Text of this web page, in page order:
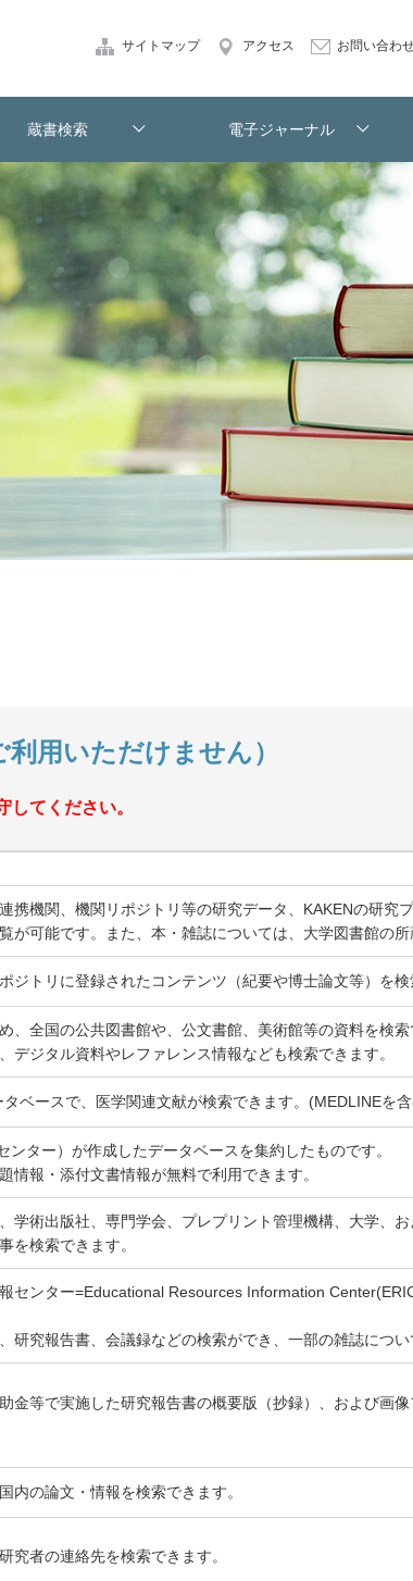
サイトマップ アクセス お問い合わ
申込み
行申込み
へ
蔵書検索
本学蔵書[OPAC]
電子ジャーナル
電子ジャーナルリスト
学外からのアクセス
用いただけません）
てください。
携機関、機関リポジトリ等の研究データ、KAKENの研究
が可能です。また、本・雑誌については、大学図書館の所
ジトリに登録されたコンテンツ（紀要や博士論文等）を検
、全国の公共図書館や、公文書館、美術館等の資料を検索
デジタル資料やレファレンス情報なども検索できます。
ベースで、医学関連文献が検索できます。(MEDLINEを
ンター）が作成したデータベースを集約したものです。
情報・添付文書情報が無料で利用できます。
学術出版社、専門学会、プレプリント管理機構、大学、お
を検索できます。
センター=Educational Resources Information
研究報告書、会議録などの検索ができ、一部の雑誌につい
金等で実施した研究報告書の概要版（抄録）、および画
内の論文・情報を検索できます。
究者の連絡先を検索できます。